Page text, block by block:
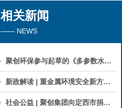
相关新闻
—— NEWS
聚创环保参与起草的《多参数水质分析仪》团标正式公布，促进国产仪器创新升级
新政解读 | 重金属环境安全新方案来了，聚焦5省21市！
社会公益 | 聚创集团向定西市捐赠检验检测仪器设备